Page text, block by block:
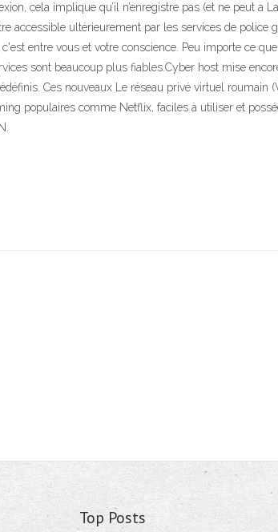
cela implique qu’il n’enregistre pas (et ne peut a
accessible ultérieurement par les services de police
entre vous et votre conscience. Peu importe ce
sont beaucoup plus fiables.Cyber host mise
Ces nouveaux Le réseau privé virtuel roumain
populaires comme Netflix, faciles à utiliser et
Top Posts